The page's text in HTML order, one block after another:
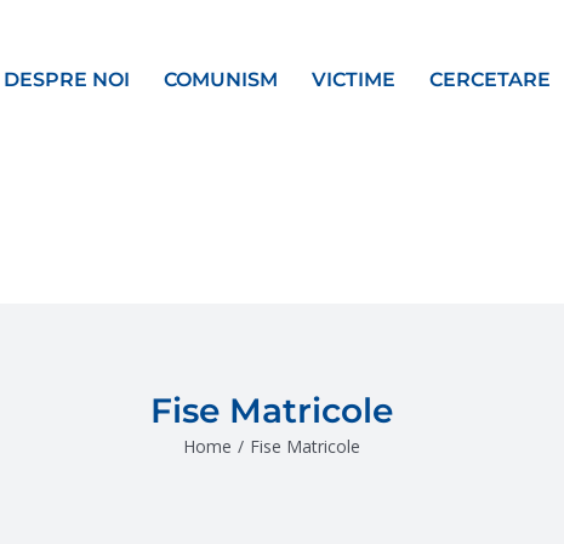
DESPRE NOI COMUNISM VICTIME CERCETARE
Fise Matricole
Home / Fise Matricole